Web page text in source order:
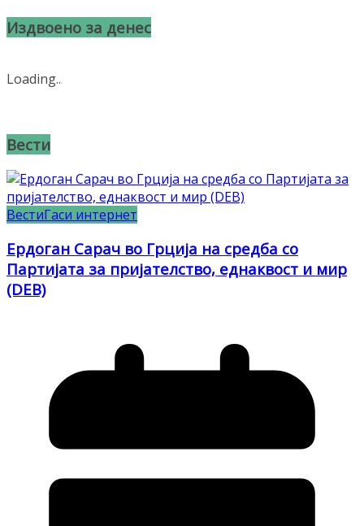
Издвоено за денес
Loading...
Вести
ВестиГаси интернет
Ердоган Сарач во Грција на средба со
Партијата за пријателство, еднаквост и мир
(DEB)